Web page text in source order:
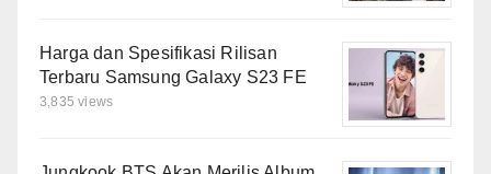
Harga dan Spesifikasi Rilisan
Terbaru Samsung Galaxy S23 FE
3,835 views